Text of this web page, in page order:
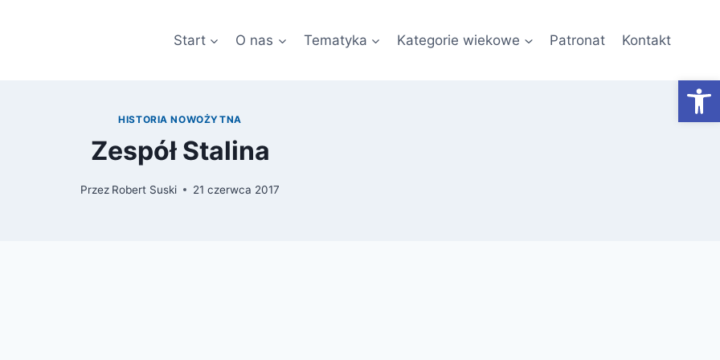
Start O nas Tematyka Kategorie wiekowe Patronat Kontakt
HISTORIA NOWOŻYTNA
Zespół Stalina
Przez Robert Suski 21 czerwca 2017